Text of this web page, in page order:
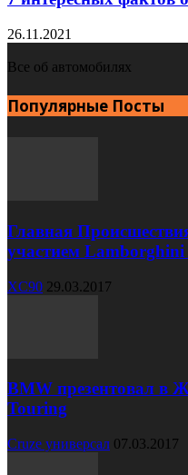
26.11.2021
Все об автомобилях
Популярные Посты
Главная
участием
XC90 29.03.2017
BMW презентовал в
Touring
Cruze универсал 07.03.2017